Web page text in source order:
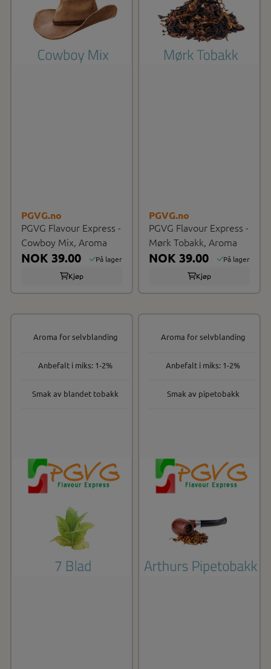
PGVG.no
PGVG Flavour Express -
Cowboy Mix, Aroma
NOK 39.00
På lager
Kjøp
PGVG.no
PGVG Flavour Express -
Mørk Tobakk, Aroma
NOK 39.00
På lager
Kjøp
Aroma for selvblanding
Anbefalt i miks: 1-2%
Smak av blandet tobakk
Aroma for selvblanding
Anbefalt i miks: 1-2%
Smak av pipetobakk